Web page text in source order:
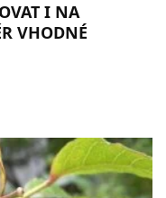
I NA
VHODNÉ